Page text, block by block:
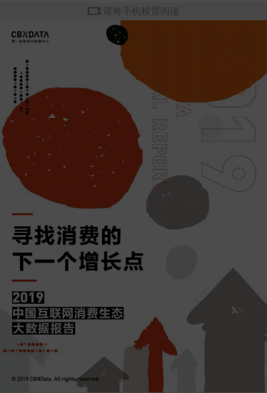
请将手机横置阅读
进
，
流
量
争
白
热
化
求
变
幻
的
新
兴
消
费
群
体
找
消
费
者
品
牌
孜
孜
追
求
的
流
行
爆
T
4
寻
找
企
增
长
亟
需
开
拓
的
流
量
A
T
5
新
群
、
新
供
给
、
新
场
景
、
技